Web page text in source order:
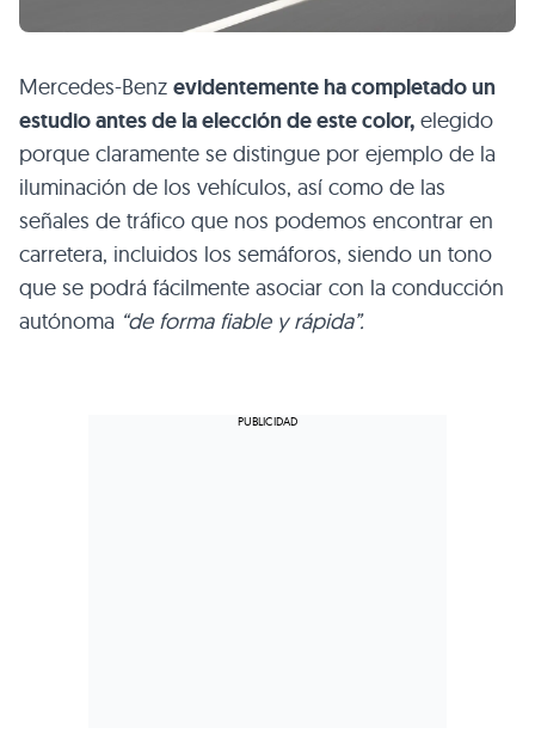
Mercedes-Benz evidentemente ha completado un
estudio antes de la elección de este color, elegido
porque claramente se distingue por ejemplo de la
iluminación de los vehículos, así como de las
señales de tráfico que nos podemos encontrar en
carretera, incluidos los semáforos, siendo un tono
que se podrá fácilmente asociar con la conducción
autónoma “de forma fiable y rápida”.